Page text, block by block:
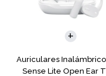
Auriculares
Sense Lite Open Ear